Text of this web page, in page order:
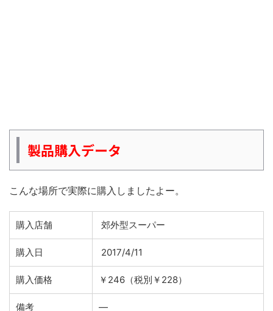
製品購入データ
こんな場所で実際に購入しましたよー。
購入店舗 郊外型スーパー
購入日 2017/4/11
購入価格 ￥246（税別￥228）
備考 ―